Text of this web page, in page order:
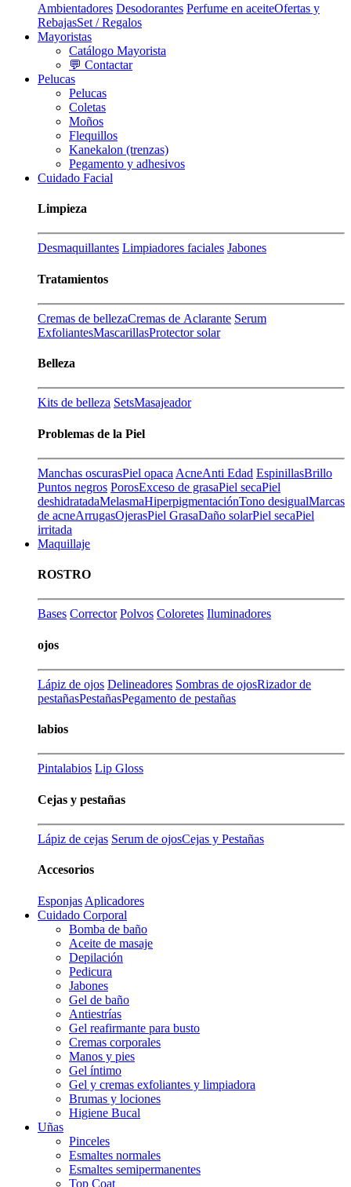
Ambientadores Desodorantes Perfume en aceiteOfertas y
RebajasSet / Regalos
Mayoristas
Catálogo Mayorista
💬 Contactar
Pelucas
Pelucas
Coletas
Moños
Flequillos
Kanekalon (trenzas)
Pegamento y adhesivos
Cuidado Facial
Limpieza
Desmaquillantes Limpiadores faciales Jabones
Tratamientos
Cremas de bellezaCremas de Aclarante Serum
ExfoliantesMascarillasProtector solar
Belleza
Kits de belleza SetsMasajeador
Problemas de la Piel
Manchas oscurasPiel opaca AcneAnti Edad EspinillasBrillo
Puntos negros PorosExceso de grasaPiel secaPiel
deshidratadaMelasmaHiperpigmentaciónTono desigualMarcas
de acneArrugasOjerasPiel GrasaDaño solarPiel secaPiel
irritada
Maquillaje
ROSTRO
Bases Corrector Polvos Coloretes Iluminadores
ojos
Lápiz de ojos Delineadores Sombras de ojosRizador de
pestañasPestañasPegamento de pestañas
labios
Pintalabios Lip Gloss
Cejas y pestañas
Lápiz de cejas Serum de ojosCejas y Pestañas
Accesorios
Esponjas Aplicadores
Cuidado Corporal
Bomba de baño
Aceite de masaje
Depilación
Pedicura
Jabones
Gel de baño
Antiestrías
Gel reafirmante para busto
Cremas corporales
Manos y pies
Gel íntimo
Gel y cremas exfoliantes y limpiadora
Brumas y lociones
Higiene Bucal
Uñas
Pinceles
Esmaltes normales
Esmaltes semipermanentes
Top Coat